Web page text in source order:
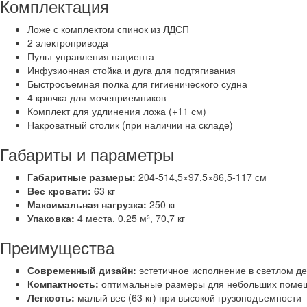
Комплектация
Ложе с комплектом спинок из ЛДСП
2 электропривода
Пульт управления пациента
Инфузионная стойка и дуга для подтягивания
Быстросъемная полка для гигиенического судна
4 крючка для мочеприемников
Комплект для удлинения ложа (+11 см)
Накроватный столик (при наличии на складе)
Габариты и параметры
Габаритные размеры: 204-514,5×97,5×86,5-117 см
Вес кровати: 63 кг
Максимальная нагрузка: 250 кг
Упаковка: 4 места, 0,25 м³, 70,7 кг
Преимущества
Современный дизайн: эстетичное исполнение в светлом
Компактность: оптимальные размеры для небольших
Легкость: малый вес (63 кг) при высокой грузоподъемности